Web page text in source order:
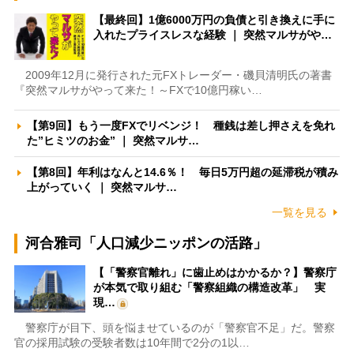
【最終回】1億6000万円の負債と引き換えに手に
入れたプライスレスな経験 ｜ 突然マルサがや…
2009年12月に発行された元FXトレーダー・磯貝清明氏の著書
『突然マルサがやって来た！～FXで10億円稼い…
【第9回】もう一度FXでリベンジ！ 種銭は差し押さえを免れ
た”ヒミツのお金” ｜ 突然マルサ…
【第8回】年利はなんと14.6％！ 毎日5万円超の延滞税が積み
上がっていく ｜ 突然マルサ…
一覧を見る
河合雅司「人口減少ニッポンの活路」
【「警察官離れ」に歯止めはかかるか？】警察庁
が本気で取り組む「警察組織の構造改革」 実
現…
警察庁が目下、頭を悩ませているのが「警察官不足」だ。警察
官の採用試験の受験者数は10年間で2分の1以…